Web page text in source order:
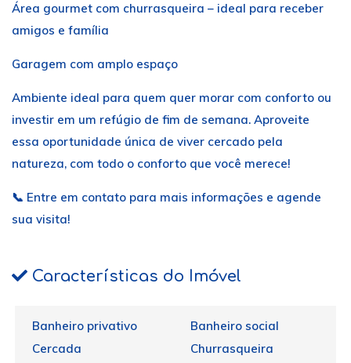
Área gourmet com churrasqueira – ideal para receber
amigos e família
Garagem com amplo espaço
Ambiente ideal para quem quer morar com conforto ou
investir em um refúgio de fim de semana. Aproveite
essa oportunidade única de viver cercado pela
natureza, com todo o conforto que você merece!
📞 Entre em contato para mais informações e agende
sua visita!
Características do Imóvel
Banheiro privativo
Banheiro social
Cercada
Churrasqueira